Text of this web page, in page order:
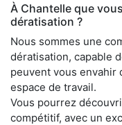
À Chantelle que
dératisation ?
Nous sommes une
dératisation, capable
peuvent vous envahir
espace de travail.
Vous pourrez
compétitif, avec un